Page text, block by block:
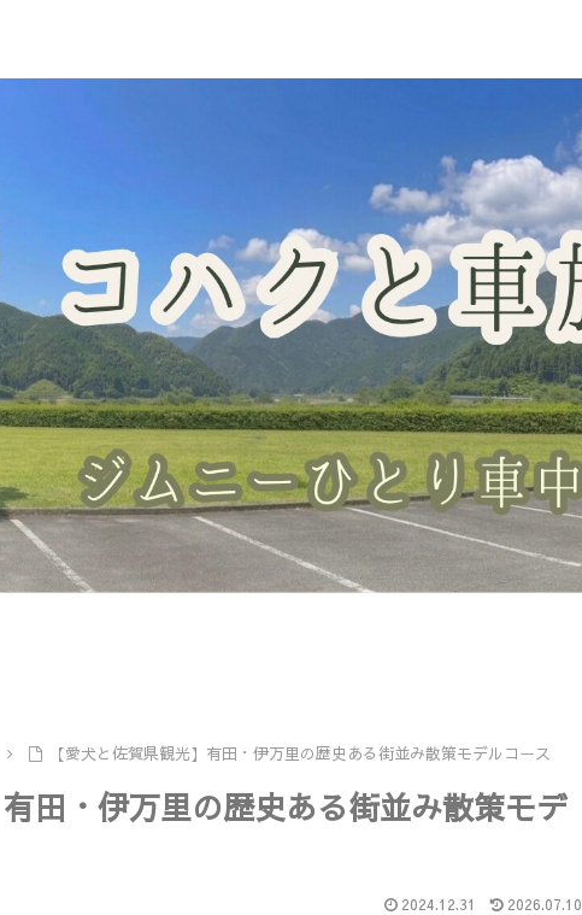
【愛犬と佐賀県観光】有田・伊万里の歴史ある街並み散策モデルコース
有田・伊万里の歴史ある街並み散策モデ
2024.12.31 2026.07.10